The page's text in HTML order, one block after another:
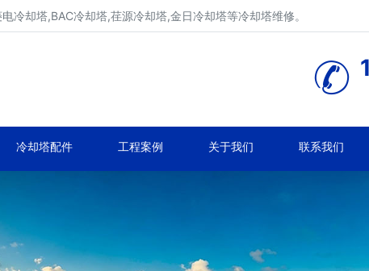
冷却塔,BAC冷却塔,荏源冷却塔,金日冷却塔等冷却塔维修。
冷却塔配件 工程案例 关于我们 联系我们